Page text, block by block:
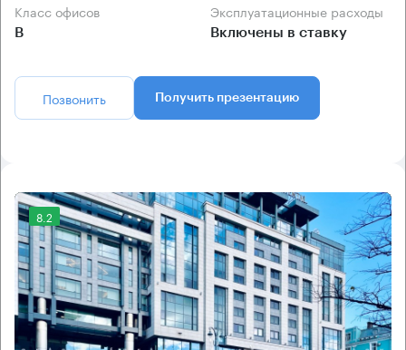
Класс офисов
B
Эксплуатационные расходы
Включены в ставку
Позвонить Получить презентацию
8.2